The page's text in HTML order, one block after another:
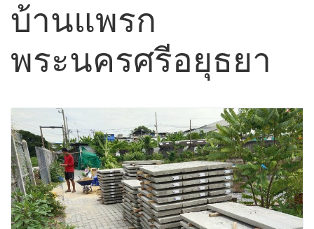
บ้านแพรก
พระนครศรีอยุธยา